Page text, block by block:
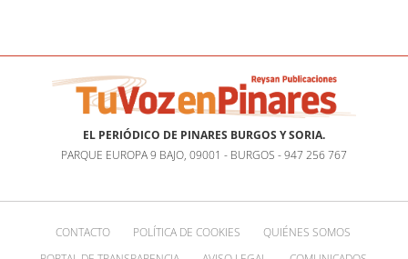
EL PERIÓDICO DE PINARES BURGOS Y SORIA.
PARQUE EUROPA 9 BAJO, 09001 - BURGOS - 947 256 767
CONTACTO POLÍTICA DE COOKIES
QUIÉNES SOMOS